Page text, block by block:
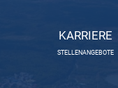
KARRIERE
STELLENANGEBOTE